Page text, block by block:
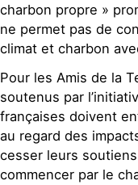
charbon propre »
ne permet pas de
climat et charbon
Pour les Amis de la
soutenus par
françaises doivent
au regard des
cesser leurs
commencer par le